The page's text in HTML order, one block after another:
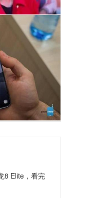
8 Elite，看完